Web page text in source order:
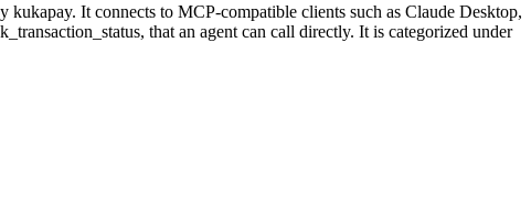
It connects to MCP-compatible clients such as Claude Desktop,
that an agent can call directly. It is categorized under